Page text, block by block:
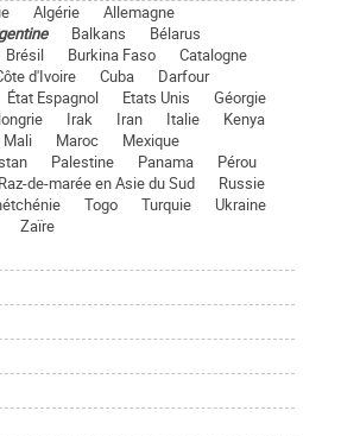
Algérie
Allemagne
Balkans
Bélarus
Brésil Burkina Faso
Catalogne
d'Ivoire Cuba
Darfour
État Espagnol Etats Unis
Géorgie
Irak Iran Italie
Kenya
Mali Maroc
Mexique
Palestine Panama
Pérou
Raz-de-marée en Asie du Sud
Russie
Togo Turquie
Ukraine
Zaïre